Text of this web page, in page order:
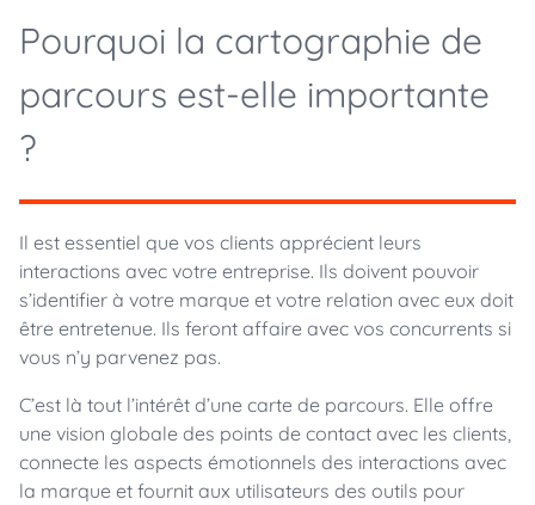
Pourquoi la cartographie de
parcours est-elle importante
?
Il est essentiel que vos clients apprécient leurs
interactions avec votre entreprise. Ils doivent pouvoir
s’identifier à votre marque et votre relation avec eux doit
être entretenue. Ils feront affaire avec vos concurrents si
vous n’y parvenez pas.
C’est là tout l’intérêt d’une carte de parcours. Elle offre
une vision globale des points de contact avec les clients,
connecte les aspects émotionnels des interactions avec
la marque et fournit aux utilisateurs des outils pour